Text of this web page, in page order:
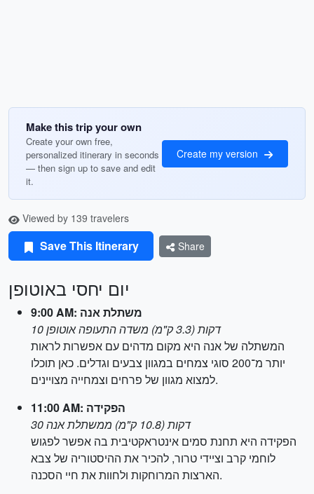
Make this trip your own
Create your own free,
personalized itinerary in seconds
— then sign up to save and edit
it.
Create my version
Viewed by 139 travelers
Save This Itinerary Share
יום יחסי באוטופן
9:00 AM: משתלת אנה
10 דקות (3.3 ק"מ) משדה התעופה אוטופן
המשתלה של אנה היא מקום מדהים עם אפשרות לראות
יותר מ־200 סוגי צמחים במגוון צבעים וגדלים. כאן תוכלו
למצוא מגוון של פרחים וצמחייה מצויינים.
11:00 AM: הפקידה
30 דקות (10.8 ק"מ) ממשתלת אנה
הפקידה היא תחנת סמים אינטראקטיבית בה אפשר לפגוש
לוחמי קרב וציידי טרור, להכיר את ההיסטוריה של צבא
הארצות המרוחקות ולחוות את חיי הסכנה.